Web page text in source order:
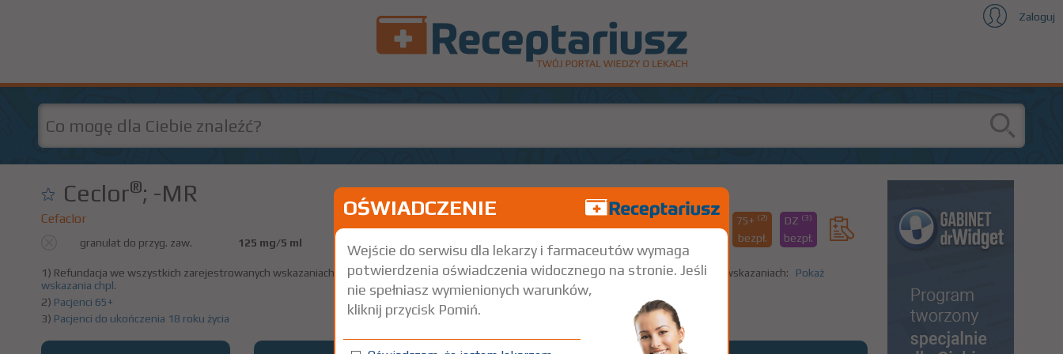
Zaloguj
Ceclor®; -MR
Cefaclor
granulat do przyg. zaw. 125 mg/5 ml 1 but. 100 ml Doustnie
Rx
100%
(1) 75+ (2)
bezpł.
DZ (3)
bezpł.
1) Refundacja we wszystkich zarejestrowanych wskazaniach. (Patrz wskazania przy opisie leku) Refundacja we wszystkich zarejestrowanych wskazaniach: Pokaż
wskazania chpl.
2) Pacjenci 65+
3) Pacjenci do ukończenia 18 roku życia
OŚWIADCZENIE
Wejście do serwisu dla lekarzy i farmaceutów wymaga
potwierdzenia oświadczenia widocznego na stronie. Jeśli
nie spełniasz wymienionych warunków,
kliknij przycisk Pomiń.